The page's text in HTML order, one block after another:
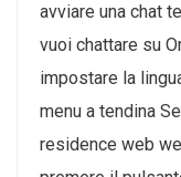
avviare una chat
vuoi chattare su
impostare la
menu a tendina
residence web